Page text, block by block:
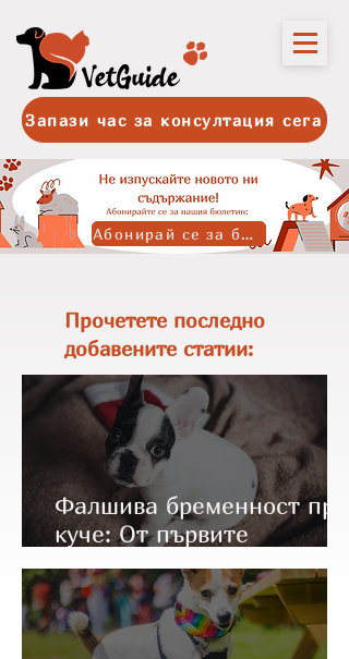
Запази час за консултация сега
Абонирай се за бюлетина
Прочетете последно
добавените статии:
Фалшива бременност при
куче: От първите
симптоми до правилното
лечение